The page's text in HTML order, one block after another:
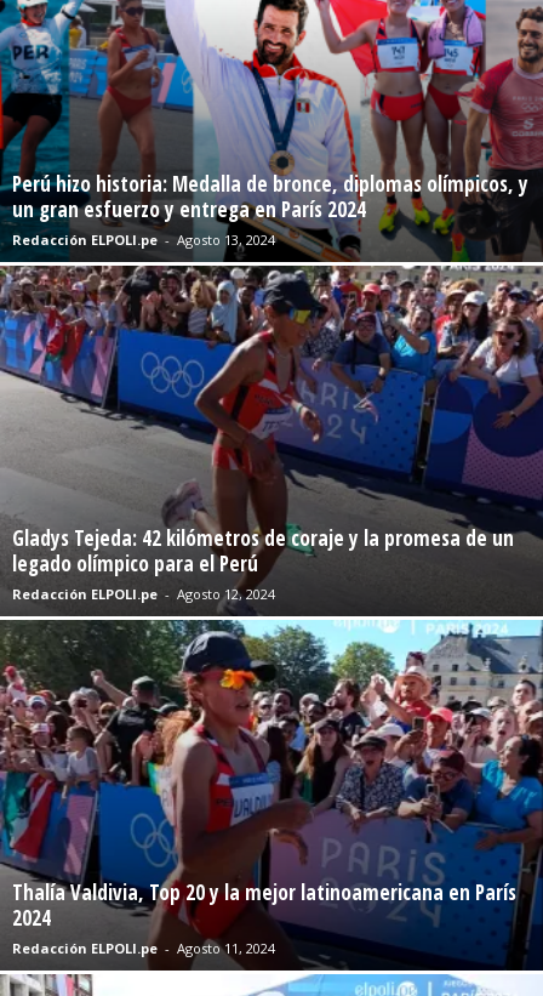
Perú hizo historia: Medalla de bronce, diplomas olímpicos, y
un gran esfuerzo y entrega en París 2024
Redacción ELPOLI.pe - Agosto 13, 2024
Gladys Tejeda: 42 kilómetros de coraje y la promesa de un
legado olímpico para el Perú
Redacción ELPOLI.pe - Agosto 12, 2024
Thalía Valdivia, Top 20 y la mejor latinoamericana en París
2024
Redacción ELPOLI.pe - Agosto 11, 2024